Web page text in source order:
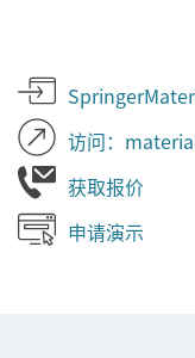
访问：
获取报价
申请演示